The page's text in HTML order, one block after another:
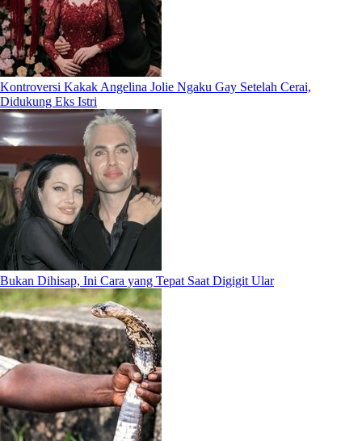
Kontroversi Kakak Angelina Jolie Ngaku Gay Setelah Cerai,
Didukung Eks Istri
Bukan Dihisap, Ini Cara yang Tepat Saat Digigit Ular